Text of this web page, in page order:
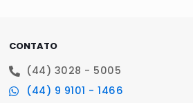
CONTATO
(44) 3028 - 5005
(44) 9 9101 - 1466